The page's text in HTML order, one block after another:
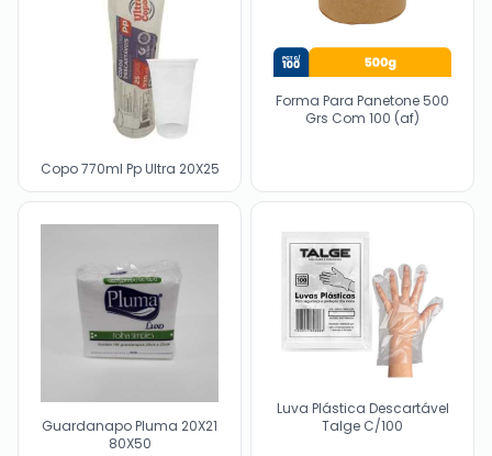
Copo 770ml Pp Ultra 20X25
Forma Para Panetone 500
Grs Com 100 (af)
Guardanapo Pluma 20X21
80X50
Luva Plástica Descartável
Talge C/100